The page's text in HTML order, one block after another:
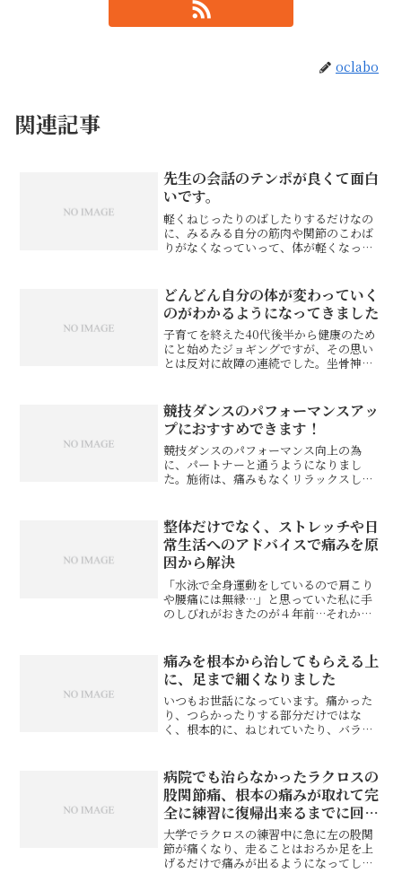
oclabo
関連記事
先生の会話のテンポが良くて面白
いです。
軽くねじったりのばしたりするだけなの
に、みるみる自分の筋肉や関節のこわば
りがなくなっていって、体が軽くなって
ストレッチは難しいストレッチではない
ので、続けられそうです...
どんどん自分の体が変わっていく
のがわかるようになってきました
子育てを終えた40代後半から健康のため
にと始めたジョギングですが、その思い
とは反対に故障の連続でした。坐骨神経
ろ通いましたが痛みはとれず、このまま
ジョギングを続けて良いも...
競技ダンスのパフォーマンスアッ
プにおすすめできます！
競技ダンスのパフォーマンス向上の為
に、パートナーと通うようになりまし
た。施術は、痛みもなくリラックスして
の可動域が広がっているのが実感できま
す。その後踊ってみると、とて...
整体だけでなく、ストレッチや日
常生活へのアドバイスで痛みを原
因から解決
「水泳で全身運動をしているので肩こり
や腰痛には無縁…」と思っていた私に手
のしびれがおきたのが４年前…それから
度に先生の施術で助けられました。整体
だけでなく、「どうしてそ...
痛みを根本から治してもらえる上
に、足まで細くなりました
いつもお世話になっています。痛かった
り、つらかったりする部分だけではな
く、根本的に、ねじれていたり、バラン
キリします。施術前と後で、足の細さ・
むくみが変わるのにいつもおど...
病院でも治らなかったラクロスの
股関節痛、根本の痛みが取れて完
全に練習に復帰出来るまでに回復
しました
大学でラクロスの練習中に急に左の股関
節が痛くなり、走ることはおろか足を上
げるだけで痛みが出るようになってしま